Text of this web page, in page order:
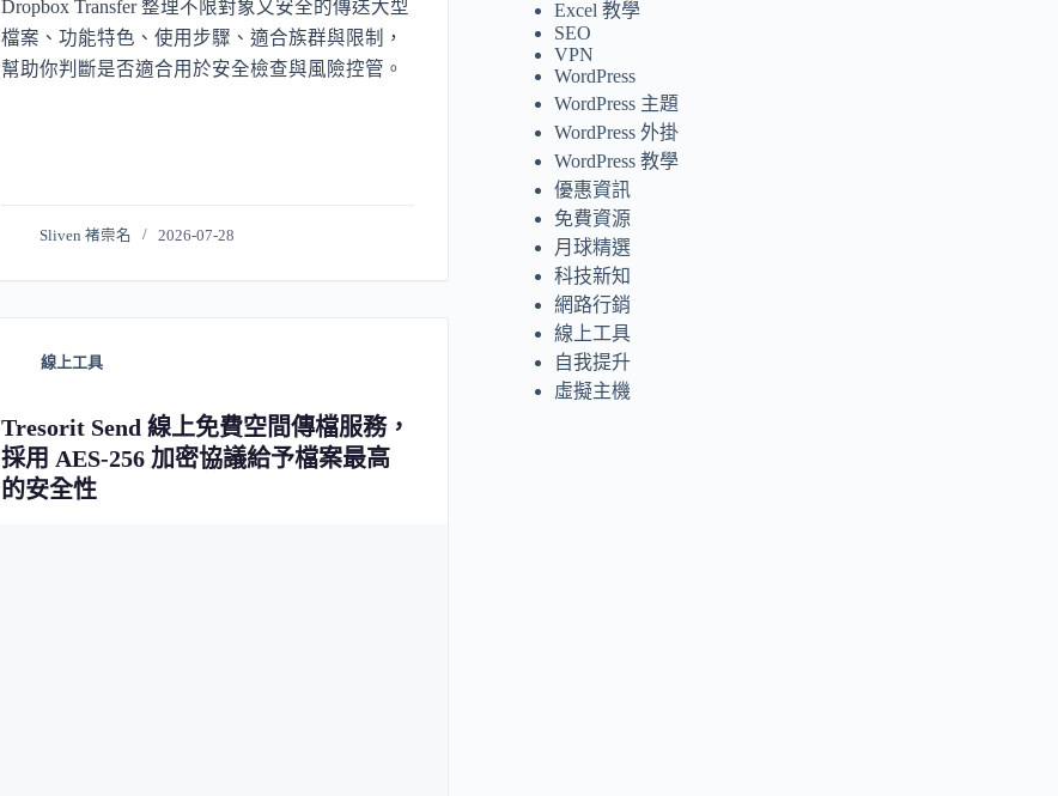
Dropbox Transfer 整理不限對象又安全的傳送大型
檔案、功能特色、使用步驟、適合族群與限制，
幫助你判斷是否適合用於安全檢查與風險控管。
Sliven 褚崇名 2026-07-28
線上工具
Tresorit Send 線上免費空間傳檔服務，
採用 AES-256 加密協議給予檔案最高
的安全性
Excel 教學
SEO
VPN
WordPress
WordPress 主題
WordPress 外掛
WordPress 教學
優惠資訊
免費資源
月球精選
科技新知
網路行銷
線上工具
自我提升
虛擬主機